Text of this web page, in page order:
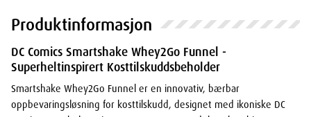
Produktinformasjon
DC Comics Smartshake Whey2Go Funnel -
Superheltinspirert Kosttilskuddsbeholder
Smartshake Whey2Go Funnel er en innovativ, bærbar
oppbevaringsløsning for kosttilskudd, designet med ikoniske DC